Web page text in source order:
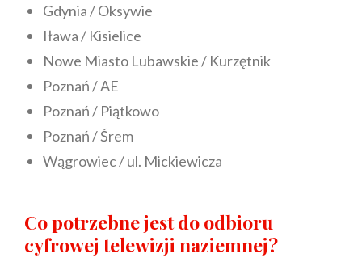
Gdynia / Oksywie
Iława / Kisielice
Nowe Miasto Lubawskie / Kurzętnik
Poznań / AE
Poznań / Piątkowo
Poznań / Śrem
Wągrowiec / ul. Mickiewicza
Co potrzebne jest do odbioru
cyfrowej telewizji naziemnej?